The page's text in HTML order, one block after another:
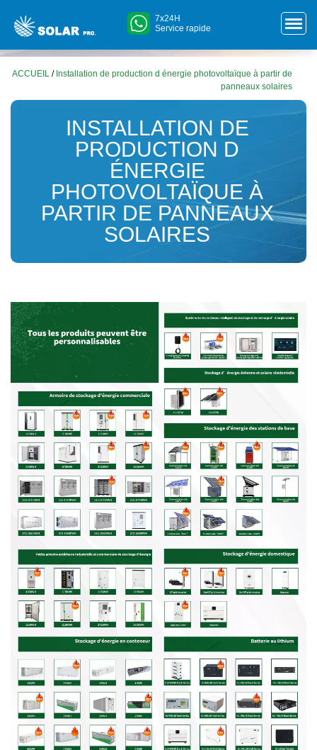
7x24H
Service rapide
ACCUEIL / Installation de production d énergie photovoltaïque à partir de
panneaux solaires
INSTALLATION DE
PRODUCTION D
ÉNERGIE
PHOTOVOLTAÏQUE À
PARTIR DE PANNEAUX
SOLAIRES